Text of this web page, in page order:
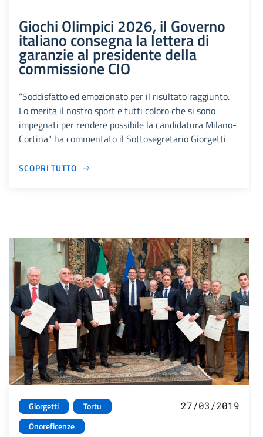
Giochi Olimpici 2026, il Governo
italiano consegna la lettera di
garanzie al presidente della
commissione CIO
“Soddisfatto ed emozionato per il risultato raggiunto.
Lo merita il nostro sport e tutti coloro che si sono
impegnati per rendere possibile la candidatura Milano-
Cortina" ha commentato il Sottosegretario Giorgetti
SCOPRI TUTTO
Giorgetti
Tortu
Onoreficenze
27/03/2019